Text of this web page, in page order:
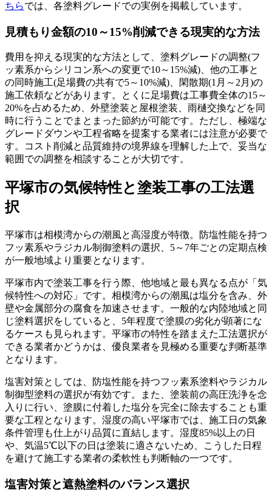
ちらでは、各塗料グレードでの実例を掲載しています。
見積もり金額の10～15%削減できる現実的な方法
費用を抑える現実的な方法として、塗料グレードの調整(フ
ッ素系からシリコン系への変更で10～15%減)、他の工事と
の同時施工(足場費の共有で5～10%減)、閑散期(1月～2月)の
施工依頼などがあります。とくに足場費は工事費全体の15～
20%を占めるため、外壁塗装と屋根塗装、雨樋交換などを同
時に行うことでまとまった節約が可能です。ただし、極端な
グレードダウンや工程省略を提案する業者には注意が必要で
す。コスト削減と品質維持の境界線を理解した上で、妥当な
範囲での調整を相談することが大切です。
平塚市の気候特性と塗装工事の工法選
択
平塚市は相模湾からの潮風と高湿度が特徴。防塩性能を持つ
フッ素系やラジカル制御塗料の選択、5～7年ごとの定期点検
が一般地域より重要となります。
平塚市内で塗装工事を行う際、他地域と最も異なる点が「気
候特性への対応」です。相模湾からの潮風は塩分を含み、外
壁や金属部分の腐食を加速させます。一般的な内陸地域と同
じ塗料選択をしていると、5年程度で塗膜の劣化が顕著にな
るケースも見られます。平塚市の特性を踏まえた工法選択が
できる業者かどうかは、優良業者を見極める重要な判断基準
となります。
塩害対策としては、防塩性能を持つフッ素系塗料やラジカル
制御型塗料の選択が有効です。また、塗装前の高圧洗浄を念
入りに行い、塗膜に付着した塩分を完全に除去することも重
要な工程となります。湿度の高い平塚市では、施工日の気象
条件管理も仕上がり品質に直結します。湿度85%以上の日
や、気温5℃以下の日は塗装に適さないため、こうした日程
を避けて施工する業者の柔軟性も判断軸の一つです。
塩害対策と遮熱塗料のバランス選択